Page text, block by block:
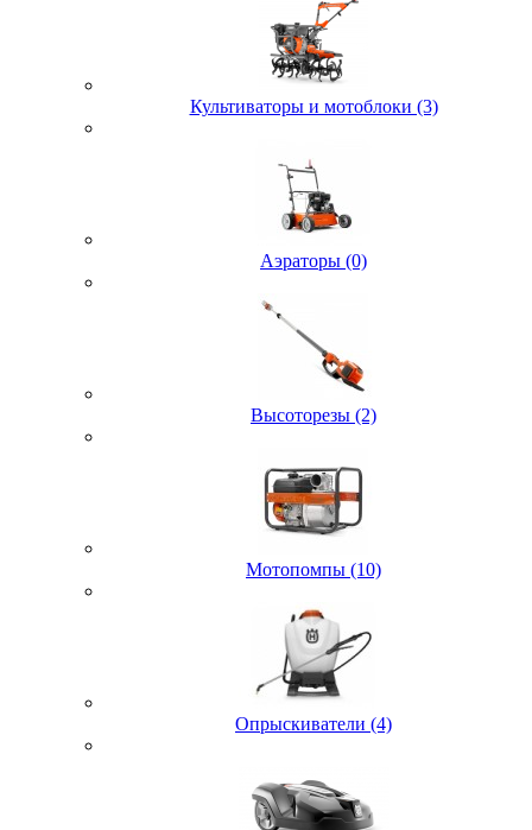
Культиваторы и мотоблоки (3)
Аэраторы (0)
Высоторезы (2)
Мотопомпы (10)
Опрыскиватели (4)